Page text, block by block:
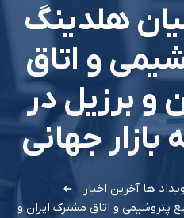
هلدینگ
و اتاق
و برزیل در
جهانی
ها آخرین اخبار
پتروشیمی و اتاق مشترک ایران و